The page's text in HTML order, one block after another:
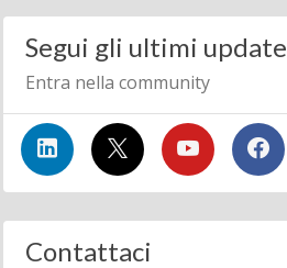
Segui gli ultimi update
Entra nella community
Contattaci